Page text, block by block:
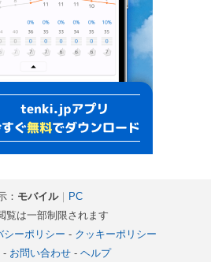
： モバイル｜ PC
覧は一部制限されます
シーポリシー - クッキーポリシー
- お問い合わせ- ヘルプ